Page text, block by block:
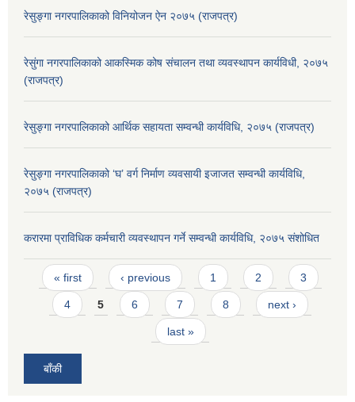
रेसुङ्गा नगरपालिकाको विनियोजन ऐन २०७५ (राजपत्र)
रेसुंगा नगरपालिकाको आकस्मिक कोष संचालन तथा व्यवस्थापन कार्यविधी, २०७५
(राजपत्र)
रेसुङ्गा नगरपालिकाको आर्थिक सहायता सम्वन्धी कार्यविधि, २०७५ (राजपत्र)
रेसुङ्गा नगरपालिकाको ‘घ’ वर्ग निर्माण व्यवसायी इजाजत सम्वन्धी कार्यविधि,
२०७५ (राजपत्र)
करारमा प्राविधिक कर्मचारी व्यवस्थापन गर्ने सम्वन्धी कार्यविधि, २०७५ संशोधित
Pages
« first ‹ previous 1 2 3
4 5 6 7 8 next ›
last »
बाँकी